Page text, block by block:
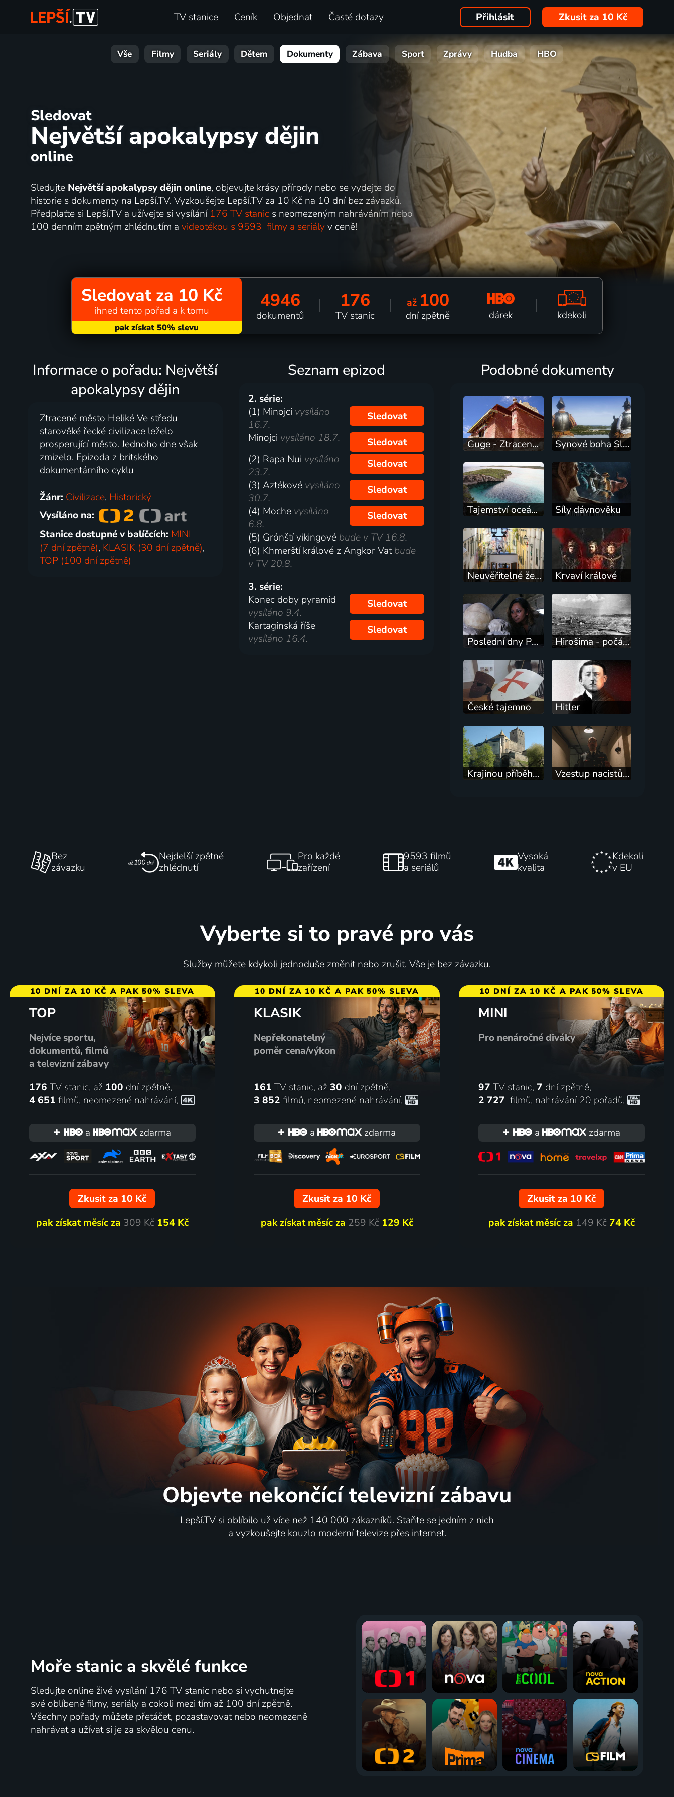
TV stanice Ceník Objednat Časté dotazy Přihlásit Zkusit za 10 Kč
Vše Filmy Seriály Dětem Dokumenty Zábava Sport Zprávy Hudba HBO
Sledovat
Největší apokalypsy dějin
online
Sledujte Největší apokalypsy dějin online, objevujte krásy přírody nebo se vydejte do
historie s dokumenty na Lepší.TV. Vyzkoušejte Lepší.TV za 10 Kč na 10 dní bez závazků.
Předplaťte si Lepší.TV a užívejte si vysílání 176 TV stanics neomezeným nahráváním nebo
100 denním zpětným zhlédnutím a videotékou s 9593 filmy a seriályv ceně!
Sledovat za 10 Kč
ihned tento pořad a k tomu 4946
dokumentů
176
TV stanic
až 100
dní zpětně dárek kdekoli
Informace o pořadu: Největší
apokalypsy dějin
Ztracené město Heliké Ve středu
starověké řecké civilizace leželo
prosperující město. Jednoho dne však
zmizelo. Epizoda z britského
dokumentárního cyklu
Žánr: Civilizace, Historický
Vysíláno na:
Stanice dostupné v balíčcích: MINI
(7 dní zpětně), KLASIK (30 dní zpětně),
TOP (100 dní zpětně)
Seznam epizod
2. série:
(1) Minojci vysíláno
16.7.
Sledovat
Minojci vysíláno 18.7.
Sledovat
(2) Rapa Nui vysíláno
23.7.
Sledovat
(3) Aztékové vysíláno
30.7.
Sledovat
(4) Moche vysíláno
6.8.
Sledovat
(5) Grónští vikingové bude v TV 16.8.
(6) Khmerští králové z Angkor Vatbude
v TV 20.8.
3. série:
Konec doby pyramid
vysíláno 9.4.
Sledovat
Kartaginská říše
vysíláno 16.4.
Sledovat
Podobné dokumenty
Guge - Ztracené tibetské království Synové boha Slunce
Tajemství oceánů Síly dávnověku
Neuvěřitelné železnice Krvaví králové
Poslední dny Pompejí Hirošima - počátek atomového věku
České tajemno Hitler
Krajinou příběhů českých hradů známých i neznámých Vzestup nacistů - Pád
Bez
závazku
Nejdelší zpětné
zhlédnutí
Pro každé
zařízení
9593 filmů
a seriálů
Vysoká
kvalita
Kdekoli
v EU
Vyberte si to pravé pro vás
Služby můžete kdykoli jednoduše změnit nebo zrušit. Vše je bez závazku.
10 DNÍ ZA 10 KČ A PAK 50% SLEVA
TOP
Nejvíce sportu,
dokumentů, filmů
a televizní zábavy
176 TV stanic, až 100 dní zpětně,
4 651 filmů, neomezené nahrávání,
a zdarma
Zkusit za 10 Kč
pak získat měsíc za309 Kč 154 Kč
10 DNÍ ZA 10 KČ A PAK 50% SLEVA
KLASIK
Nepřekonatelný
poměr cena/výkon
161 TV stanic, až 30 dní zpětně,
3 852 filmů, neomezené nahrávání,
a zdarma
Zkusit za 10 Kč
pak získat měsíc za259 Kč 129 Kč
10 DNÍ ZA 10 KČ A PAK 50% SLEVA
MINI
Pro nenáročné diváky
97 TV stanic, 7 dní zpětně,
2 727 filmů, nahrávání 20 pořadů,
a zdarma
Zkusit za 10 Kč
pak získat měsíc za149 Kč 74 Kč
Objevte nekončící televizní zábavu
Lepší.TV si oblíbilo už více než 140 000 zákazníků. Staňte se jedním z nich
a vyzkoušejte kouzlo moderní televize přes internet.
Moře stanic a skvělé funkce
Sledujte online živé vysílání 176 TV stanic nebo si vychutnejte
své oblíbené filmy, seriály a cokoli mezi tím až 100 dní zpětně.
Všechny pořady můžete přetáčet, pozastavovat nebo neomezeně
nahrávat a užívat si je za skvělou cenu.